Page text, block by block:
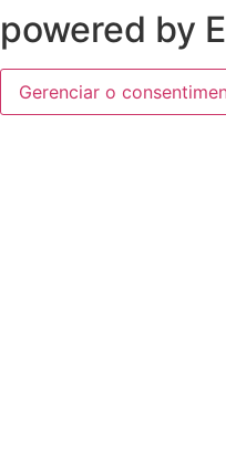
powered by
Gerenciar o